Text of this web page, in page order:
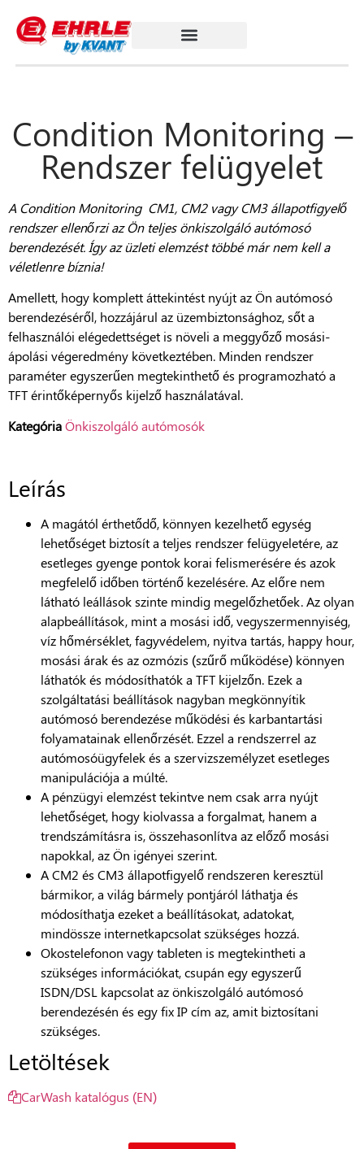
Condition Monitoring –
Rendszer felügyelet
A Condition Monitoring CM1, CM2 vagy CM3 állapotfigyelő
rendszer ellenőrzi az Ön teljes önkiszolgáló autómosó
berendezését. Így az üzleti elemzést többé már nem kell a
véletlenre bíznia!
Amellett, hogy komplett áttekintést nyújt az Ön autómosó
berendezéséről, hozzájárul az üzembiztonsághoz, sőt a
felhasználói elégedettséget is növeli a meggyőző mosási-
ápolási végeredmény következtében. Minden rendszer
paraméter egyszerűen megtekinthető és programozható a
TFT érintőképernyős kijelző használatával.
KategóriaÖnkiszolgáló autómosók
Leírás
A magától érthetődő, könnyen kezelhető egység
lehetőséget biztosít a teljes rendszer felügyeletére, az
esetleges gyenge pontok korai felismerésére és azok
megfelelő időben történő kezelésére. Az előre nem
látható leállások szinte mindig megelőzhetőek. Az olyan
alapbeállítások, mint a mosási idő, vegyszermennyiség,
víz hőmérséklet, fagyvédelem, nyitva tartás, happy hour,
mosási árak és az ozmózis (szűrő működése) könnyen
láthatók és módosíthatók a TFT kijelzőn. Ezek a
szolgáltatási beállítások nagyban megkönnyítik
autómosó berendezése működési és karbantartási
folyamatainak ellenőrzését. Ezzel a rendszerrel az
autómosóügyfelek és a szervizszemélyzet esetleges
manipulációja a múlté.
A pénzügyi elemzést tekintve nem csak arra nyújt
lehetőséget, hogy kiolvassa a forgalmat, hanem a
trendszámításra is, összehasonlítva az előző mosási
napokkal, az Ön igényei szerint.
A CM2 és CM3 állapotfigyelő rendszeren keresztül
bármikor, a világ bármely pontjáról láthatja és
módosíthatja ezeket a beállításokat, adatokat,
mindössze internetkapcsolat szükséges hozzá.
Okostelefonon vagy tableten is megtekintheti a
szükséges információkat, csupán egy egyszerű
ISDN/DSL kapcsolat az önkiszolgáló autómosó
berendezésén és egy fix IP cím az, amit biztosítani
szükséges.
Letöltések
CarWash katalógus (EN)